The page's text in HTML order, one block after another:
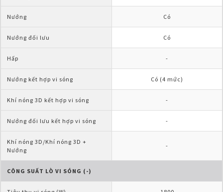
Nướng Có
Nướng đối lưu Có
Hấp -
Nướng kết hợp vi sóng Có (4 mức)
Khí nóng 3D kết hợp vi sóng -
Nướng đối lưu kết hợp vi sóng -
Khí nóng 3D/Khí nóng 3D +
Nướng
-
CÔNG SUẤT LÒ VI SÓNG (-)